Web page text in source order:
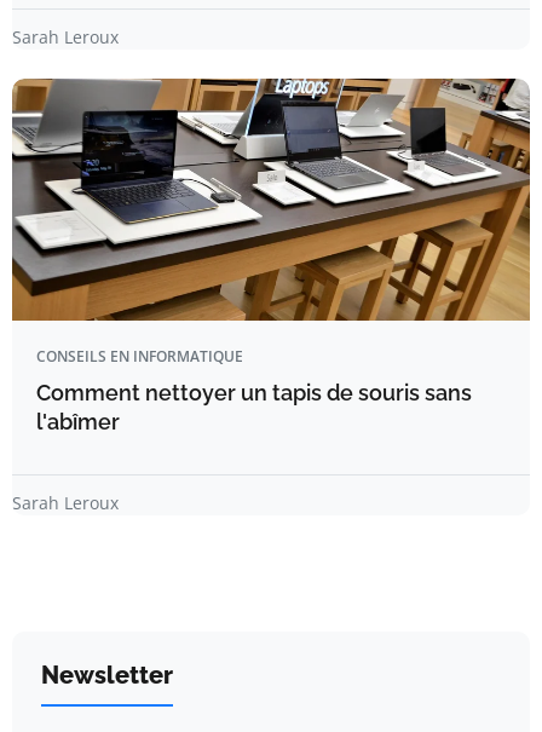
Sarah Leroux
CONSEILS EN INFORMATIQUE
Comment nettoyer un tapis de souris sans
l'abîmer
Sarah Leroux
Newsletter